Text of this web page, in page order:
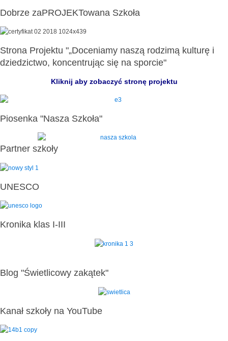
Dobrze zaPROJEKTowana Szkoła
Strona Projektu "„Doceniamy naszą rodzimą kulturę i
dziedzictwo, koncentrując się na sporcie"
Kliknij aby zobaczyć stronę projektu
Piosenka "Nasza Szkoła"
Partner szkoły
UNESCO
Kronika klas I-III
Blog "Świetlicowy zakątek"
Kanał szkoły na YouTube